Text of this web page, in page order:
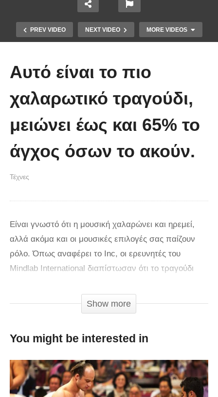
PREV VIDEO NEXT VIDEO MORE VIDEOS
(video)
Αυτό είναι το πιο
χαλαρωτικό τραγούδι,
μειώνει έως και 65% το
άγχος όσων το ακούν.
Τέχνες
Είναι γνωστό ότι η μουσική χαλαρώνει και ηρεμεί,
αλλά ακόμα και οι μουσικές επιλογές σας παίζουν
ρόλο. Όπως αναφέρει το Inc, οι ερευνητές του
Mindlab International διαπίστωσαν ότι το τραγούδι
65% το άγχος όσων το ακούνε. Βέβαια, αυτό δεν
είναι καθόλου τυχαίο, αφού πράγματι το συγκρότημα
δημιουργήσουν ένα τραγούδι που θα βοηθά στην
καρδιάς, την πίεση και μειώνει τα επίπεδα της
ορμόνης κορτιζόλης.
Show more
You might be interested in